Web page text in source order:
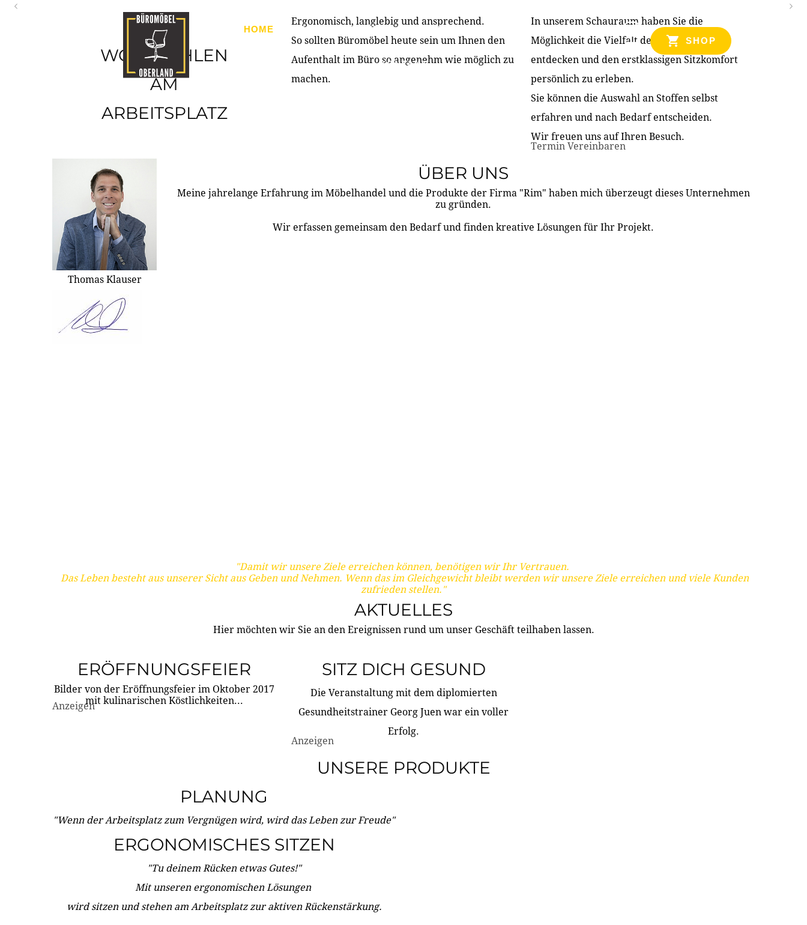
HOME PRODUKTE ÜBER UNS PARTNER & REFERENZEN
KONTAKT
SHOP
WOHLFÜHLEN
AM
ARBEITSPLATZ
Ergonomisch, langlebig und ansprechend.
So sollten Büromöbel heute sein um Ihnen den
Aufenthalt im Büro so angenehm wie möglich zu
machen.
In unserem Schauraum haben Sie die
Möglichkeit die Vielfalt der Produkte zu
entdecken und den erstklassigen Sitzkomfort
persönlich zu erleben.
Sie können die Auswahl an Stoffen selbst
erfahren und nach Bedarf entscheiden.
Wir freuen uns auf Ihren Besuch.
Termin Vereinbaren
Thomas Klauser
ÜBER UNS
Meine jahrelange Erfahrung im Möbelhandel und die Produkte der Firma "Rim" haben mich überzeugt dieses Unternehmen
zu gründen.
Wir erfassen gemeinsam den Bedarf und finden kreative Lösungen für Ihr Projekt.
"Damit wir unsere Ziele erreichen können, benötigen wir Ihr Vertrauen.
Das Leben besteht aus unserer Sicht aus Geben und Nehmen. Wenn das im Gleichgewicht bleibt werden wir unsere Ziele erreichen und viele Kunden
zufrieden stellen."
AKTUELLES
Hier möchten wir Sie an den Ereignissen rund um unser Geschäft teilhaben lassen.
ERÖFFNUNGSFEIER
Bilder von der Eröffnungsfeier im Oktober 2017
mit kulinarischen Köstlichkeiten...
Anzeigen
SITZ DICH GESUND
Die Veranstaltung mit dem diplomierten
Gesundheitstrainer Georg Juen war ein voller
Erfolg.
Anzeigen
UNSERE PRODUKTE
PLANUNG
"Wenn der Arbeitsplatz zum Vergnügen wird, wird das Leben zur Freude"
ERGONOMISCHES SITZEN
"Tu deinem Rücken etwas Gutes!"
Mit unseren ergonomischen Lösungen
wird sitzen und stehen am Arbeitsplatz zur aktiven Rückenstärkung.